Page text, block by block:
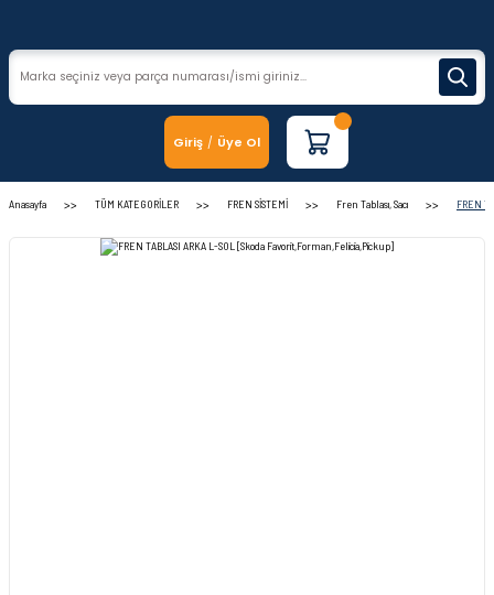
Giriş / Üye Ol
Anasayfa TÜM KATEGORİLER FREN SİSTEMİ Fren Tablası, Sacı FREN